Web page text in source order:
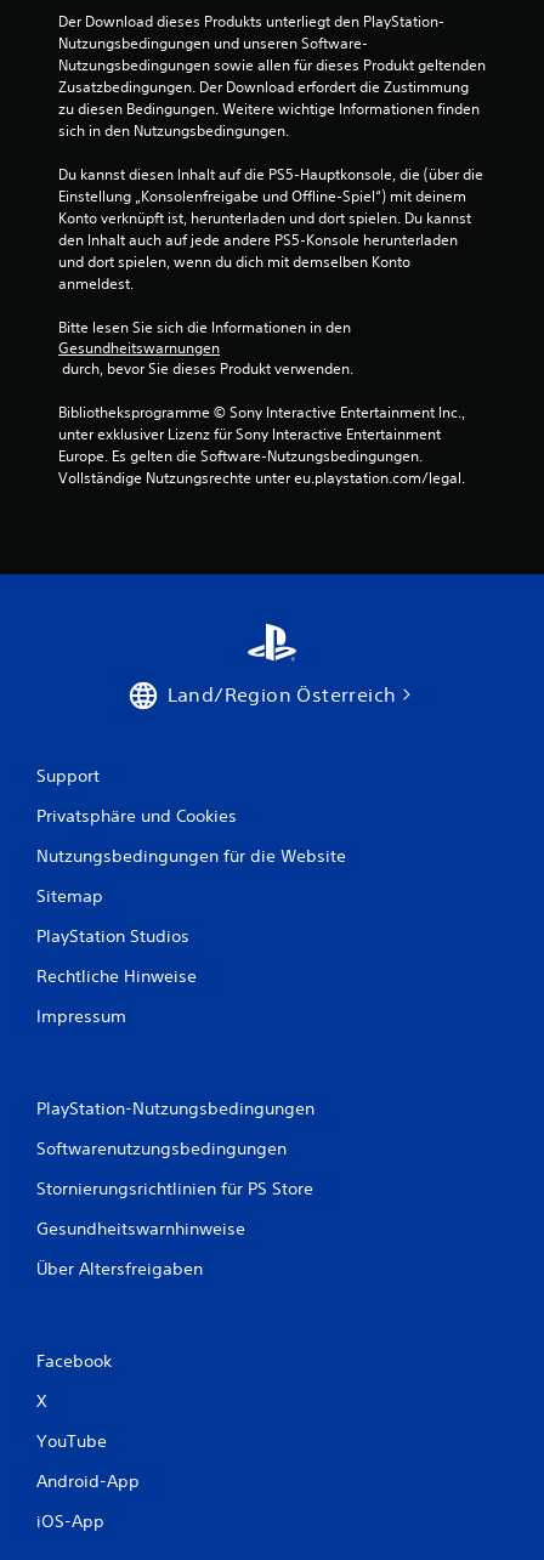
t
u
n
e
n
o
d
e
r
s
p
e
z
i
e
l
l
b
e
i
m
A
s
f
ü
h
b
m
m
k
i
e
n
v
g
a
e
.
Der Download dieses Produkts unterliegt den PlayStation-
Nutzungsbedingungen und unseren Software-
Nutzungsbedingungen sowie allen für dieses Produkt geltenden
Zusatzbedingungen. Der Download erfordert die Zustimmung
zu diesen Bedingungen. Weitere wichtige Informationen finden
sich in den Nutzungsbedingungen.
Du kannst diesen Inhalt auf die PS5-Hauptkonsole, die (über die
Einstellung „Konsolenfreigabe und Offline-Spiel“) mit deinem
Konto verknüpft ist, herunterladen und dort spielen. Du kannst
den Inhalt auch auf jede andere PS5-Konsole herunterladen
und dort spielen, wenn du dich mit demselben Konto
anmeldest.
Bitte lesen Sie sich die Informationen in den
Gesundheitswarnungen
durch, bevor Sie dieses Produkt verwenden.
Bibliotheksprogramme © Sony Interactive Entertainment Inc.,
unter exklusiver Lizenz für Sony Interactive Entertainment
Europe. Es gelten die Software-Nutzungsbedingungen.
Vollständige Nutzungsrechte unter eu.playstation.com/legal.
Land/Region Österreich
Support
Privatsphäre und Cookies
Nutzungsbedingungen für die Website
Sitemap
PlayStation Studios
Rechtliche Hinweise
Impressum
PlayStation-Nutzungsbedingungen
Softwarenutzungsbedingungen
Stornierungsrichtlinien für PS Store
Gesundheitswarnhinweise
Über Altersfreigaben
Facebook
X
YouTube
Android-App
iOS-App